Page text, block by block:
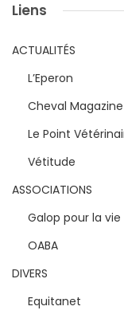
Liens
ACTUALITÉS
L’Eperon
Cheval Magazine
Le Point
Vétitude
ASSOCIATIONS
Galop pour la vie
OABA
DIVERS
Equitanet